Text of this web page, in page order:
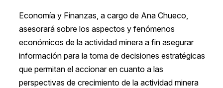
Economía y Finanzas, a cargo de Ana Chueco,
asesorará sobre los aspectos y fenómenos
económicos de la actividad minera a fin asegurar
información para la toma de decisiones estratégicas
que permitan el accionar en cuanto a las
perspectivas de crecimiento de la actividad minera